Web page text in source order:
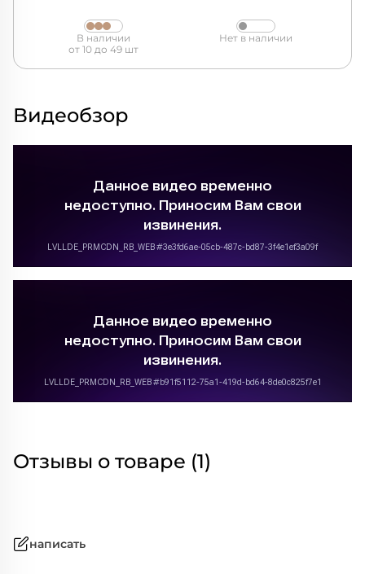
В наличии
от 10 до 49 шт
Нет в наличии
Видеобзор
Отзывы о товаре (1)
написать